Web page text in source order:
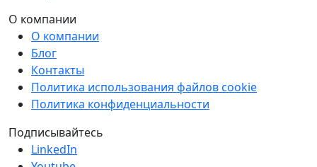
О компании
О компании
Блог
Контакты
Политика использования файлов cookie
Политика конфиденциальности
Подписывайтесь
LinkedIn